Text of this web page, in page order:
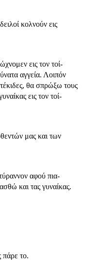
κολνούν εις
εις τον τοί-
αγγεία. Λοιπόν
θα σπρώξω τους
εις τον τοί-
μας και των
αφού πια-
και τας γυναίκας.
το.